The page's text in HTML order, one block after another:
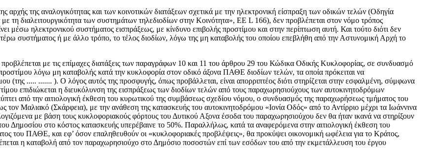
της αναλογικότητας και των κοινοτικών διατάξεων σχετικά με την ηλεκτρονική είσπραξη των οδικών τελών (Οδηγία
τη διαλειτουργικότητα των συστημάτων τηλεδιοδίων στην Κοινότητα», ΕΕ L 166), δεν προβλέπεται στον νόμο τρόπος
μέσω ηλεκτρονικού συστήματος εισπράξεως, με κίνδυνο επιβολής προστίμου και στην περίπτωση αυτή. Και τούτο διότι δεν
συστήματος ή με άλλο τρόπο, το τέλος διοδίων, λόγω της μη καταβολής του οποίου επεβλήθη από την Αστυνομική Αρχή το
με τις επίμαχες διατάξεις των παραγράφων 10 και 11 του άρθρου 29 του Κώδικα Οδικής Κυκλοφορίας, σε συνδυασμό
λόγω μη καταβολής κατά την κυκλοφορία στον οδικό άξονα ΠΑΘΕ διοδίων τελών, τα οποία πρόκειται να
(της ..... ....... ). Ο λόγος αυτός της προσφυγής, όπως προβάλλεται, είναι απορριπτέος διότι στηρίζεται στην εσφαλμένη, σύμφωνα
επιδιώκεται η διευκόλυνση της εισπράξεως των διοδίων τελών από τους παραχωρησιούχους των αυτοκινητοδρόμων
από την αιτιολογική έκθεση του κυρωτικού της συμβάσεως σχεδίου νόμου, ο συνδυασμός της παραχωρήσεως τμήματος του
(Σκάρφεια), με την ανάθεση της κατασκευής του αυτοκινητοδρόμου «Ιονία Οδός» από το Αντίρριο μέχρι τα Ιωάννινα
με βάση τους κυκλοφοριακούς φόρτους του Δυτικού Αξονα έσοδα του παραχωρησιούχου δεν θα ήταν ικανά να στηρίξουν
Δημοσίου στο κόστος κατασκευής υπερέβαινε το 50%. Παραλλήλως, κατά τα αναφερόμενα στην αιτιολογική έκθεση του
του ΠΑΘΕ, και εφ’ όσον επαληθευθούν οι «κυκλοφοριακές προβλέψεις», θα προκύψει οικονομική ωφέλεια για το Κράτος,
η καταβολή από τον παραχωρησιούχο στο Δημόσιο ποσοστών επί των εσόδων του από την εκμετάλλευση του έργου